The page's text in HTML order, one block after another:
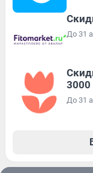
До 31
3000
До 31